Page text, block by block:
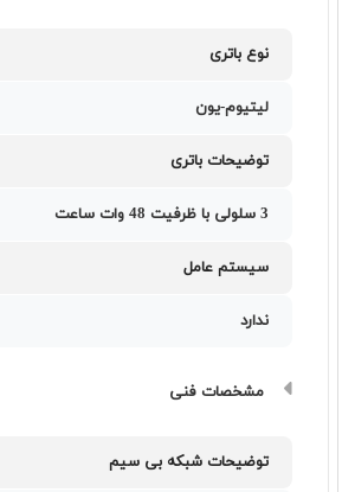
نوع باتری
لیتیوم-یون
توضیحات باتری
3 سلولی با ظرفیت 48 وات ساعت
سیستم عامل
ندارد
مشخصات فنی
توضیحات شبکه بی سیم